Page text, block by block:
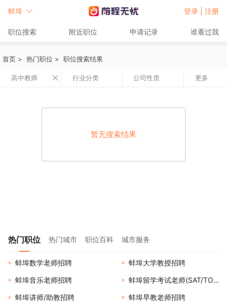
蚌埠 登录 | 注册
职位搜索 附近职位 申请记录 谁看过我
首页 > 热门职位 > 职位搜索结果
高中教师 行业分类 公司性质 更多
暂无搜索结果
热门职位 热门城市 职位百科 城市服务
蚌埠数学老师招聘
蚌埠大学教授招聘
蚌埠音乐老师招聘
蚌埠留学考试老师(SAT/TOEFL/IELTS等)招聘
蚌埠讲师/助教招聘
蚌埠早教老师招聘